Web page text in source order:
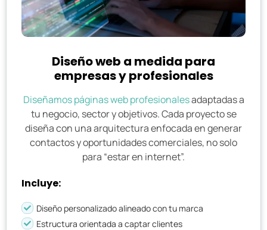
Diseño web a medida para
empresas y profesionales
Diseñamos páginas web profesionalesadaptadas a
tu negocio, sector y objetivos. Cada proyecto se
diseña con una arquitectura enfocada en generar
contactos y oportunidades comerciales, no solo
para “estar en internet”.
Incluye:
Diseño personalizado alineado con tu marca
Estructura orientada a captar clientes